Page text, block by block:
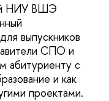
НИУ ВШЭ
выпускников
СПО и
абитуриенту с
и как
проектами.